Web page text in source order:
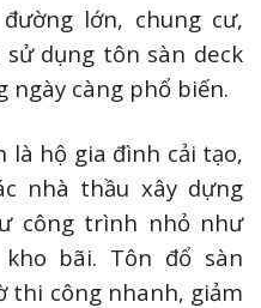
lớn, chung cư,
dụng tôn sàn deck
ngày càng phổ biến.
hộ gia đình cải tạo,
nhà thầu xây dựng
công trình nhỏ như
bãi. Tôn đổ sàn
thi công nhanh, giảm